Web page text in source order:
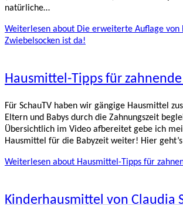
natürliche…
Weiterlesen about Die erweiterte Auflage von
Zwiebelsocken ist da!
Hausmittel-Tipps für zahnende
Für SchauTV haben wir gängige Hausmittel
Eltern und Babys durch die Zahnungszeit
Übersichtlich im Video afbereitet gebe ich
Hausmittel für die Babyzeit weiter! Hier
Weiterlesen about Hausmittel-Tipps für
Kinderhausmittel von Claudia